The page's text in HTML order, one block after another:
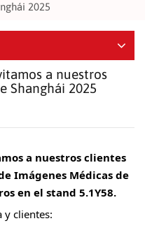
2025
a nuestros
Shanghái 2025
a nuestros clientes
Imágenes Médicas de
en el stand 5.1Y58.
y clientes: